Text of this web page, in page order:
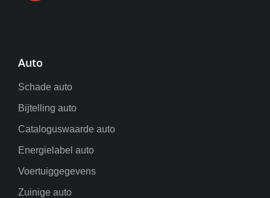
Auto
Schade auto
Bijtelling auto
Cataloguswaarde auto
Energielabel auto
Voertuiggegevens
Zuinige auto